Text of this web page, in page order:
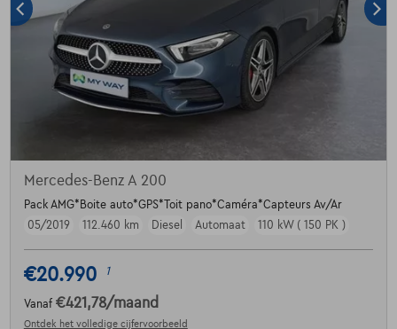
Mercedes-Benz A 200
Pack AMG*Boite auto*GPS*Toit pano*Caméra*Capteurs Av/Ar
05/2019
112.460 km Diesel Automaat 110 kW ( 150 PK )
€20.990 1
Vanaf €421,78/maand
Ontdek het volledige cijfervoorbeeld